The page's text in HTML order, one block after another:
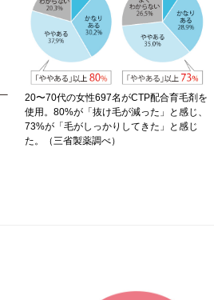
20〜70代の女性697名がCTP配合育毛剤を
使用。80%が「抜け毛が減った」と感じ、
73%が「毛がしっかりしてきた」と感じ
た。（三省製薬調べ）